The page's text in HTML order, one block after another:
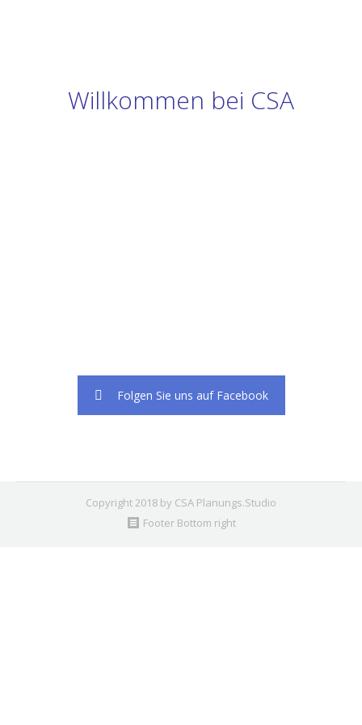
Willkommen bei CSA
Folgen Sie uns auf Facebook
Copyright 2018 by CSA Planungs.Studio
Footer Bottom right